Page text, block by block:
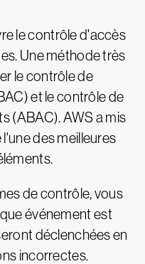
le contrôle d'accès
Une méthode très
le contrôle de
et le contrôle de
(ABAC). AWS a mis
des meilleures
de contrôle, vous
événement est
déclenchées en
incorrectes.